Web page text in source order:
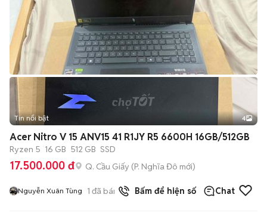
Tin nổi bật 4
Acer Nitro V 15 ANV15 41 R1JY R5 6600H 16GB/512GB
Ryzen 5 16 GB 512 GB SSD
17.500.000 đ Q. Cầu Giấy (P. Nghĩa Đô mới)
Nguyễn Xuân Tùng 1 đã bán Bấm để hiện số Chat